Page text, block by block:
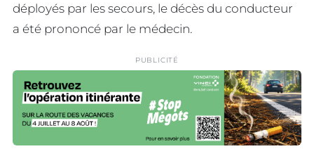
déployés par les secours, le décès du conducteur
a été prononcé par le médecin.
PUBLICITÉ